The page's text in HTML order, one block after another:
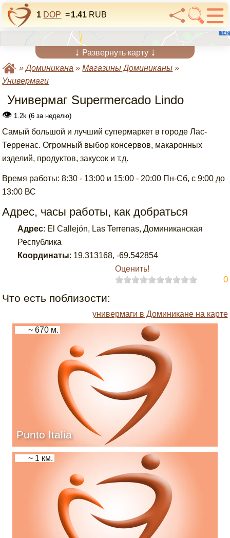
1 DOP =1.41 RUB
↓ Развернуть карту ↓
»Доминикана »Магазины Доминиканы »
Универмаги
Универмаг Supermercado Lindo
👁 1.2k (6 за неделю)
Самый большой и лучший супермаркет в городе Лас-
Терренас. Огромный выбор консервов, макаронных
изделий, продуктов, закусок и т.д.
Время работы: 8:30 - 13:00 и 15:00 - 20:00 Пн-Сб, с 9:00 до
13:00 ВС
Адрес, часы работы, как добраться
Адрес: El Callejón, Las Terrenas, Доминиканская
Республика
Координаты: 19.313168,-69.542854
Оценить!
0
Что есть поблизости:
универмаги в Доминикане на карте
Punto Italia
~ 670 м.
~ 1 км.